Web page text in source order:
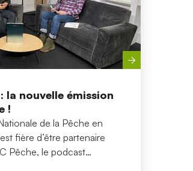
la nouvelle émission
!
de la Pêche en
fière d’être partenaire
Pêche, le podcast